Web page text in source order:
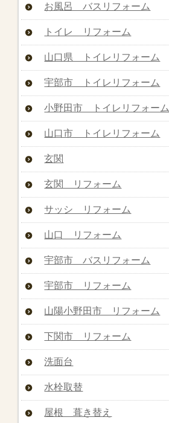
お風呂 バスリフォーム
トイレ リフォーム
山口県 トイレリフォーム
宇部市 トイレリフォーム
小野田市 トイレリフォーム
山口市 トイレリフォーム
玄関
玄関 リフォーム
サッシ リフォーム
山口 リフォーム
宇部市 バスリフォーム
宇部市 リフォーム
山陽小野田市 リフォーム
下関市 リフォーム
洗面台
水栓取替
屋根 葺き替え